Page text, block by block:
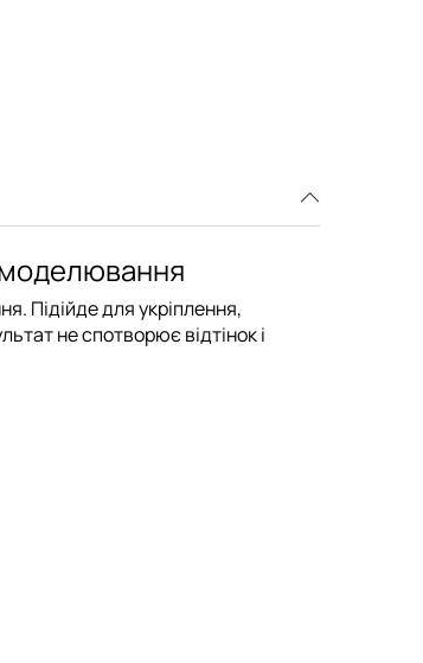
Підійде дляукріплення,
не спотворює відтінок і